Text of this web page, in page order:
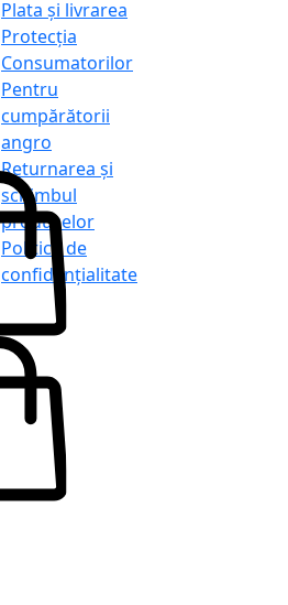
Plata și livrarea
Protecţia
Consumatorilor
Pentru
cumpărătorii
angro
Returnarea și
schimbul
produselor
Politica de
confidențialitate